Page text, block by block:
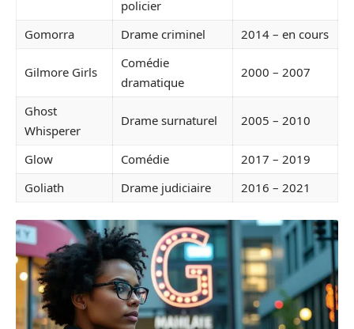
policier
Gomorra Drame criminel 2014 – en cours
Gilmore Girls
Comédie
dramatique
2000 – 2007
Ghost
Whisperer
Drame surnaturel 2005 – 2010
Glow Comédie
2017 – 2019
Goliath
Drame judiciaire 2016 – 2021